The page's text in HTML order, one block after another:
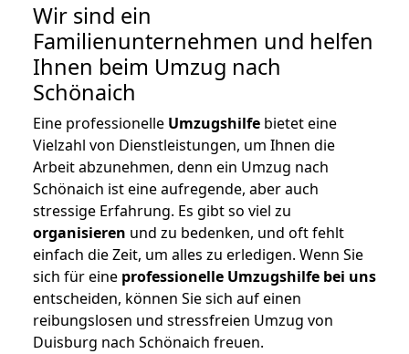
Wir sind ein
Familienunternehmen und helfen
Ihnen beim Umzug nach
Schönaich
Eine professionelle Umzugshilfe bietet eine
Vielzahl von Dienstleistungen, um Ihnen die
Arbeit abzunehmen, denn ein Umzug nach
Schönaich ist eine aufregende, aber auch
stressige Erfahrung. Es gibt so viel zu
organisieren und zu bedenken, und oft fehlt
einfach die Zeit, um alles zu erledigen. Wenn Sie
sich für eine professionelle Umzugshilfe bei uns
entscheiden, können Sie sich auf einen
reibungslosen und stressfreien Umzug von
Duisburg nach Schönaich freuen.